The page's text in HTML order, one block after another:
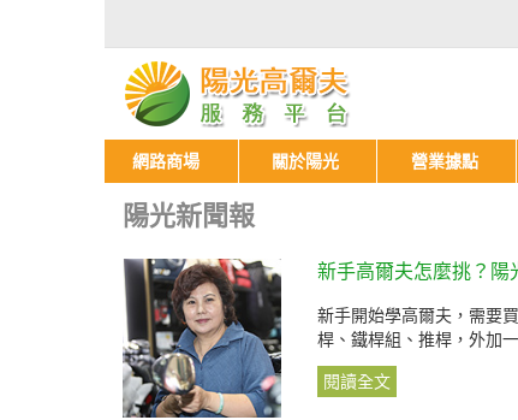
網路商場 關於陽光 營業據點
陽光新聞報
新手高爾夫怎麼挑？陽
新手開始學高爾夫，需要
桿、鐵桿組、推桿，外加
閱讀全文